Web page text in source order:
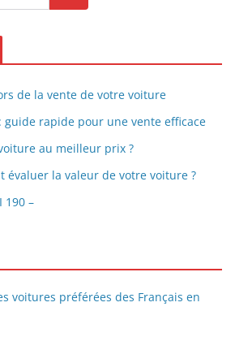
de la vente de votre voiture
guide rapide pour une vente efficace
au meilleur prix ?
évaluer la valeur de votre voiture ?
190 –
voitures préférées des Français en